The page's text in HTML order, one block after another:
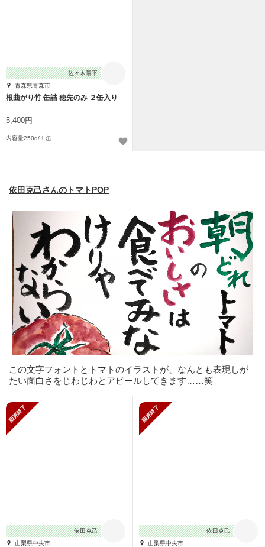
佐々木陽平
青森県青森市
根曲がり竹 缶詰 穂先のみ ２缶入り
5,400円
内容量250g/１缶
依田克己さんのトマトPOP
この文字フォントとトマトのイラストが、なんとも表現しが
たい面白さをじわじわとアピールしてきます……笑
依田克己
山梨県中央市
依田克己
山梨県中央市